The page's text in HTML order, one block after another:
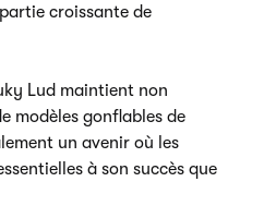
croissante de
Lud maintient non
modèles gonflables de
un avenir où les
à son succès que